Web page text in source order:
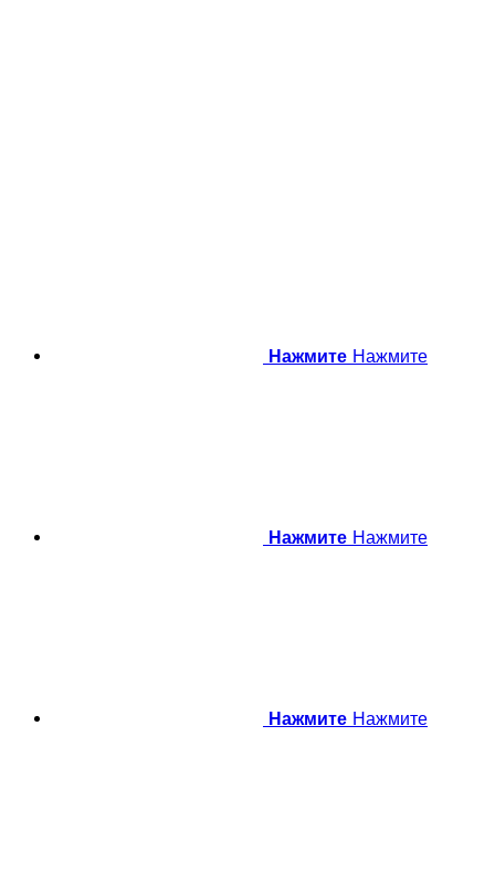
Нажмите Нажмите
Нажмите Нажмите
Нажмите Нажмите